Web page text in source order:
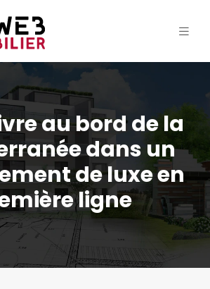
au bord de la
dans un
de luxe en
ligne